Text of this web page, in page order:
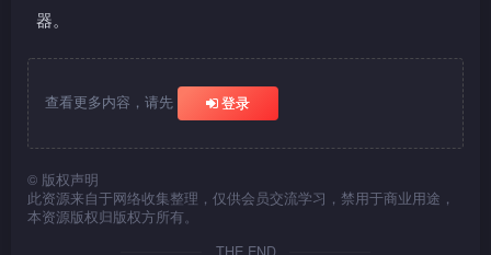
器。
查看更多内容，请先 登录
© 版权声明
此资源来自于网络收集整理，仅供会员交流学习，禁用于商业用途，
本资源版权归版权方所有。